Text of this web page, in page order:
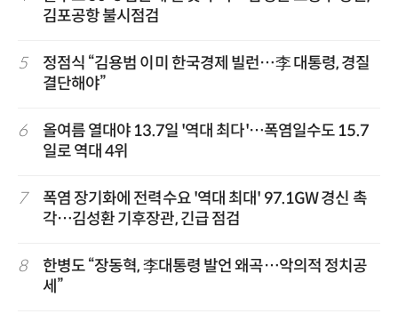
김포공항 불시점검
5
정점식 “김용범 이미 한국경제 빌런…李 대통령, 경질
결단해야”
6
올여름 열대야 13.7일 '역대 최다'…폭염일수도 15.7
일로 역대 4위
7
폭염 장기화에 전력수요 '역대 최대' 97.1GW 경신 촉
각…김성환 기후장관, 긴급 점검
8
한병도 “장동혁, 李대통령 발언 왜곡…악의적 정치공
세”